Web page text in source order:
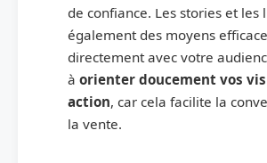
de confiance. Les stories et les
également des moyens
directement avec votre
à orienter doucement vos
action, car cela facilite la
la vente.